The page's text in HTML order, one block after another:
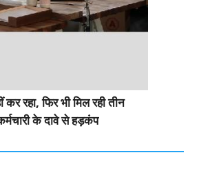
रहा, फिर भी मिल रही तीन
के दावे से हड़कंप